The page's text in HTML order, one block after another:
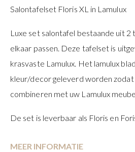
Salontafelset Floris XL in Lamulux
Luxe set salontafel bestaande uit 2
elkaar passen. Deze tafelset is
krasvaste Lamulux. Het lamulux
kleur/decor geleverd worden zodat
combineren met uw Lamulux
De set is leverbaar als Floris en
MEER INFORMATIE